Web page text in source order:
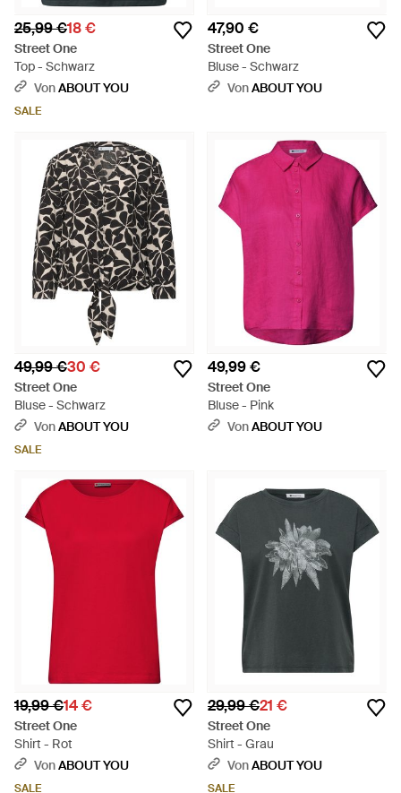
25,99 €18 €
Street One
Top - Schwarz
VonABOUT YOU
SALE
47,90 €
Street One
Bluse - Schwarz
VonABOUT YOU
49,99 €30 €
Street One
Bluse - Schwarz
VonABOUT YOU
SALE
49,99 €
Street One
Bluse - Pink
VonABOUT YOU
19,99 €14 €
Street One
Shirt - Rot
VonABOUT YOU
SALE
29,99 €21 €
Street One
Shirt - Grau
VonABOUT YOU
SALE